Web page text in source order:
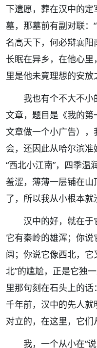
下遗愿，葬在汉中的
墓，那墓前有副对联： “
名高天下，何必辩襄阳
长眠在异乡，在他心
里是他未竟理想的安放
我也有个不大不
文章，题目是《我的
文章做一个小广告）
会，还因此从哈尔滨
“西北小江南”，四季温
羞涩，薄薄一层铺在
了，所以我从小根本就
汉中的好，就在于
它有秦岭的雄浑；你
阔；你说它像西北，
北”的尴尬，正是它独
里那句刻在石头上的话：
千年前，汉中的先人
对立的，在这里，它们
我，一个从小在“